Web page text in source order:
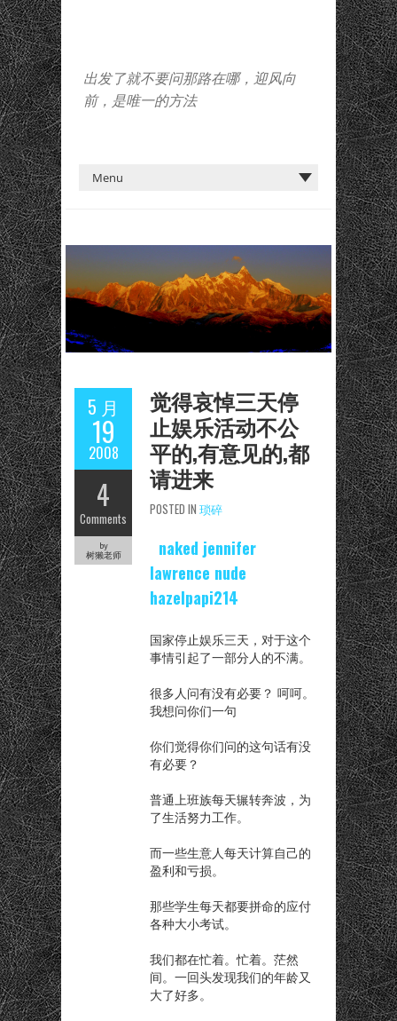
出发了就不要问那路在哪，迎风向
前，是唯一的方法
5 月
19
2008
4
Comments
by
树獭老师
觉得哀悼三天停
止娱乐活动不公
平的,有意见的,都
请进来
POSTED IN 琐碎
naked jennifer
lawrence nude
hazelpapi214
国家停止娱乐三天，对于这个
事情引起了一部分人的不满。
很多人问有没有必要？ 呵呵。
我想问你们一句
你们觉得你们问的这句话有没
有必要？
普通上班族每天辗转奔波，为
了生活努力工作。
而一些生意人每天计算自己的
盈利和亏损。
那些学生每天都要拼命的应付
各种大小考试。
我们都在忙着。忙着。茫然
间。一回头发现我们的年龄又
大了好多。